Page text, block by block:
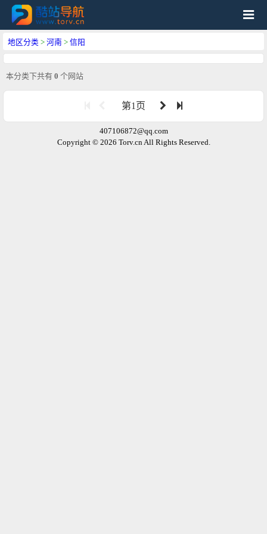
地区分类 > 河南 > 信阳
本分类下共有 0 个网站
第1页
407106872@qq.com
Copyright © 2026 Torv.cn All Rights Reserved.